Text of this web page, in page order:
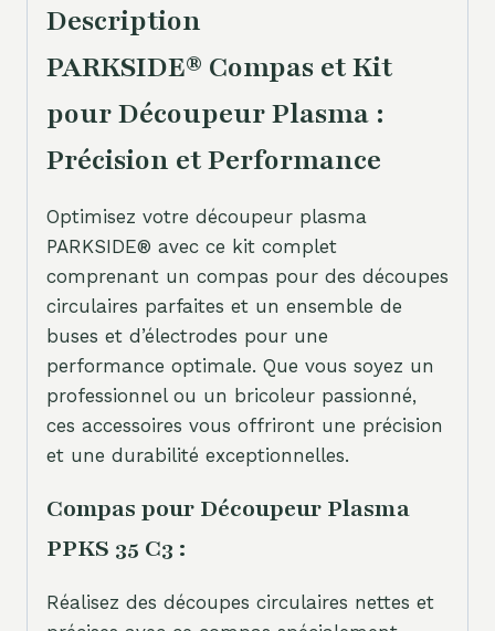
Description
PARKSIDE® Compas et Kit
pour Découpeur Plasma :
Précision et Performance
Optimisez votre découpeur plasma
PARKSIDE® avec ce kit complet
comprenant un compas pour des découpes
circulaires parfaites et un ensemble de
buses et d’électrodes pour une
performance optimale. Que vous soyez un
professionnel ou un bricoleur passionné,
ces accessoires vous offriront une précision
et une durabilité exceptionnelles.
Compas pour Découpeur Plasma
PPKS 35 C3 :
Réalisez des découpes circulaires nettes et